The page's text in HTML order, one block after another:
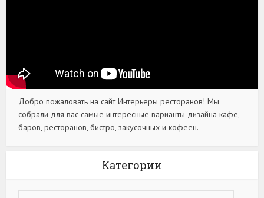
Добро пожаловать на сайт Интерьеры ресторанов! Мы
собрали для вас самые интересные варианты дизайна кафе,
баров, ресторанов, бистро, закусочных и кофеен.
Категории